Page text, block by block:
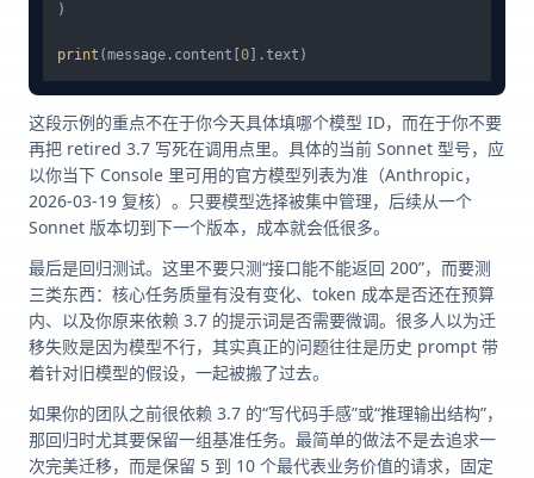
)
print (message.content[ 0
这段示例的重点不在于你今天具体填哪个模型 ID，而在于你不要
再把 retired 3.7 写死在调用点里。具体的当前 Sonnet 型号，应
以你当下 Console 里可用的官方模型列表为准（Anthropic，
2026-03-19 复核）。只要模型选择被集中管理，后续从一个
Sonnet 版本切到下一个版本，成本就会低很多。
最后是回归测试。这里不要只测“接口能不能返回 200”，而要测
三类东西：核心任务质量有没有变化、token 成本是否还在预算
内、以及你原来依赖 3.7 的提示词是否需要微调。很多人以为迁
移失败是因为模型不行，其实真正的问题往往是历史 prompt 带
着针对旧模型的假设，一起被搬了过去。
如果你的团队之前很依赖 3.7 的“写代码手感”或“推理输出结构”，
那回归时尤其要保留一组基准任务。最简单的做法不是去追求一
次完美迁移，而是保留 5 到 10 个最代表业务价值的请求，固定